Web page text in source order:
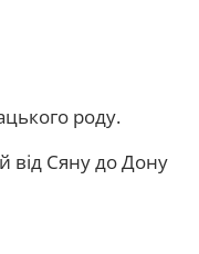
роду.
від Сяну до Дону